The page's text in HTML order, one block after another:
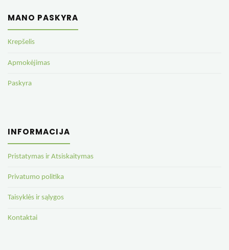
MANO PASKYRA
Krepšelis
Apmokėjimas
Paskyra
INFORMACIJA
Pristatymas ir Atsiskaitymas
Privatumo politika
Taisyklės ir sąlygos
Kontaktai